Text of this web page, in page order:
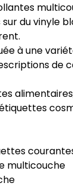
du vinyle
à une
de
multicouche